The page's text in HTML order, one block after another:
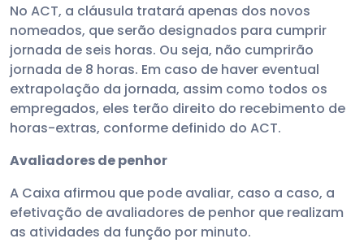
No ACT, a cláusula tratará apenas dos novos
nomeados, que serão designados para cumprir
jornada de seis horas. Ou seja, não cumprirão
jornada de 8 horas. Em caso de haver eventual
extrapolação da jornada, assim como todos os
empregados, eles terão direito do recebimento de
horas-extras, conforme definido do ACT.
Avaliadores de penhor
A Caixa afirmou que pode avaliar, caso a caso, a
efetivação de avaliadores de penhor que realizam
as atividades da função por minuto.